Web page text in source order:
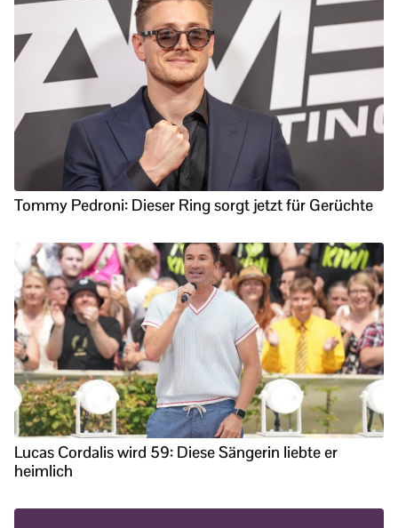
Tommy Pedroni: Dieser Ring sorgt jetzt für Gerüchte
Lucas Cordalis wird 59: Diese Sängerin liebte er
heimlich